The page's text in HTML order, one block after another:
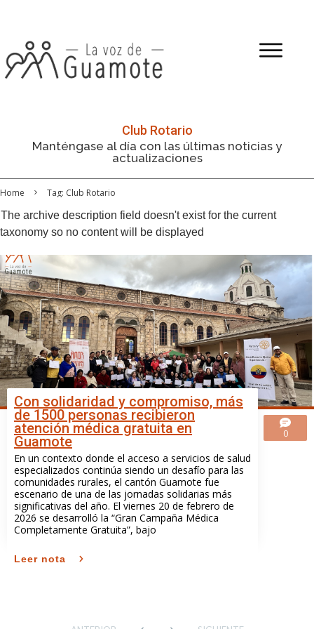
Club Rotario
Manténgase al día con las últimas noticias y
actualizaciones
Home
Tag: Club Rotario
The archive description field doesn't exist for the current
taxonomy so no content will be displayed
Con solidaridad y compromiso, más
de 1500 personas recibieron
atención médica gratuita en
Guamote
En un contexto donde el acceso a servicios de salud
especializados continúa siendo un desafío para las
comunidades rurales, el cantón Guamote fue
escenario de una de las jornadas solidarias más
significativas del año. El viernes 20 de febrero de
2026 se desarrolló la “Gran Campaña Médica
Completamente Gratuita”, bajo
Leer nota
0